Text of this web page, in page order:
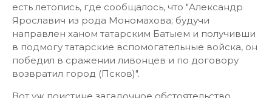
есть летопись, где сообщалось, что "Александр
Ярославич из рода Мономахова; будучи
направлен ханом татарским Батыем и получивши
в подмогу татарские вспомогательные войска, он
победил в сражении ливонцев и по договору
возвратил город (Псков)".